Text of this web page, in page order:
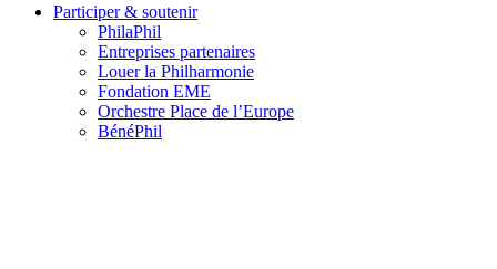
Participer & soutenir
PhilaPhil
Entreprises partenaires
Louer la Philharmonie
Fondation EME
Orchestre Place de l’Europe
BénéPhil